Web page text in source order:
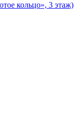
кольцо», 3 этаж)